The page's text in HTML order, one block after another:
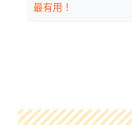
最有用！